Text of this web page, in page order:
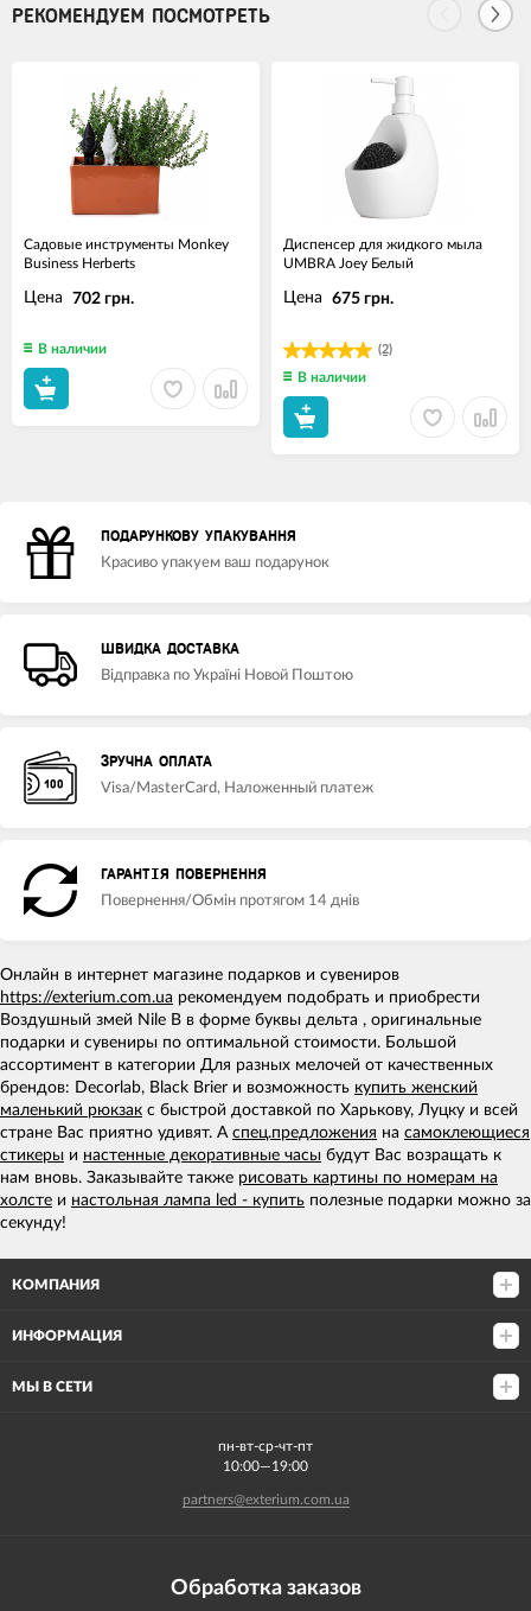
РЕКОМЕНДУЕМ ПОСМОТРЕТЬ
Садовые инструменты Monkey
Business Herberts
Цена 702 грн.
В наличии
Диспенсер для жидкого мыла
UMBRA Joey Белый
(2)
Цена 675 грн.
В наличии
ПОДАРУНКОВУ УПАКУВАННЯ
Красиво упакуем ваш подарунок
ШВИДКА ДОСТАВКА
Відправка по Україні Новой Поштою
ЗРУЧНА ОПЛАТА
Visa/MasterCard, Наложенный платеж
ГАРАНТІЯ ПОВЕРНЕННЯ
Повернення/Обмін протягом 14 днів
Онлайн в интернет магазине подарков и сувениров
https://exterium.com.ua рекомендуем подобрать и приобрести
Воздушный змей Nile B в форме буквы дельта , оригинальные
подарки и сувениры по оптимальной стоимости. Большой
ассортимент в категории Для разных мелочей от качественных
брендов: Decorlab, Black Brier и возможность купить женский
маленький рюкзак с быстрой доставкой по Харькову, Луцку и всей
стране Вас приятно удивят. А спец.предложения на самоклеющиеся
стикеры и настенные декоративные часы будут Вас возращать к
нам вновь. Заказывайте также рисовать картины по номерам на
холсте и настольная лампа led - купить полезные подарки можно за
секунду!
КОМПАНИЯ
ИНФОРМАЦИЯ
МЫ В СЕТИ
пн-вт-ср-чт-пт
10:00—19:00
partners@exterium.com.ua
Обработка заказов